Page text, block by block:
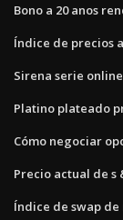
Bono a 20 anos
Índice de precios
Sirena serie
Platino plateado
Cómo negociar
Precio actual de s
Índice de swap